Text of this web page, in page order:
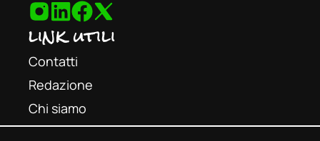
link utili
Contatti
Redazione
Chi siamo